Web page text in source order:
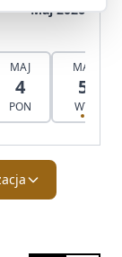
Maj 2026
MAJ
4
PON
MAJ
5
WT